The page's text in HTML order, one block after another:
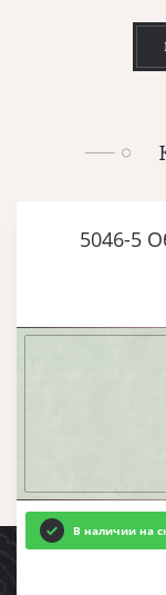
5046-5
В наличии на